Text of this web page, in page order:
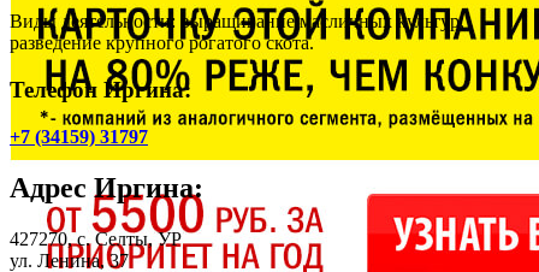
Виды деятельности: выращивание масличных культур,
разведение крупного рогатого скота.
Телефон Иргина:
+7 (34159) 31797
Адрес Иргина:
427270,с. Селты, УР
ул. Ленина, 37